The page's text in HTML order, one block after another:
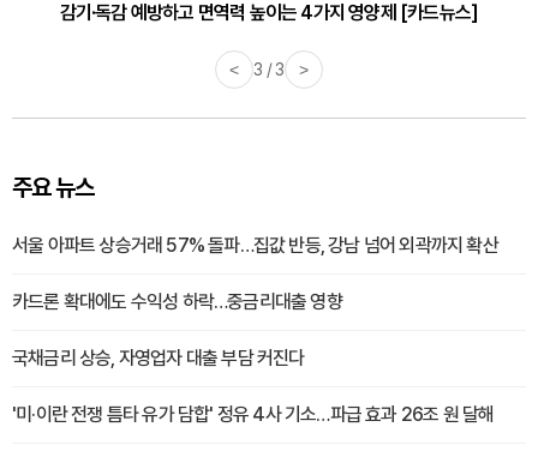
감기·독감 예방하고 면역력 높이는 4가지 영양제 [카드뉴스]
< 3 / 3 >
주요 뉴스
서울 아파트 상승거래 57% 돌파…집값 반등, 강남 넘어 외곽까지 확산
카드론 확대에도 수익성 하락…중금리대출 영향
국채금리 상승, 자영업자 대출 부담 커진다
'미·이란 전쟁 틈타 유가 담합' 정유 4사 기소…파급 효과 26조 원 달해